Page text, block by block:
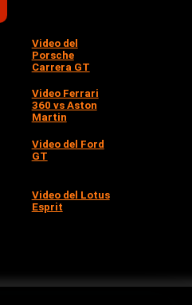
Video del
Porsche
Carrera GT
Video Ferrari
360 vs Aston
Martin
Video del Ford
GT
Video del Lotus
Esprit